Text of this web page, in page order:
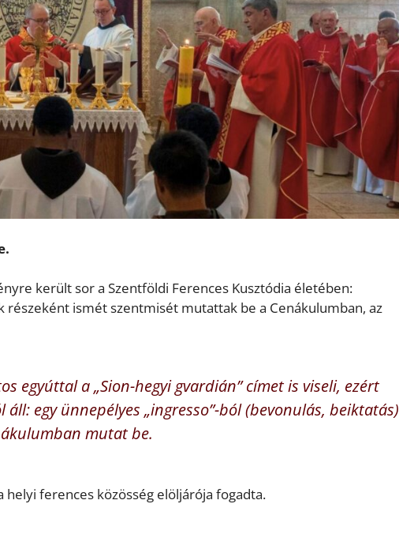
került sor a Szentföldi Ferences Kusztódia életében:
részeként ismét szentmisét mutattak be a Cenákulumban, az
egyúttal a „Sion-hegyi gvardián” címet is viseli, ezért
egy ünnepélyes „ingresso”-ból (bevonulás, beiktatás)
mutat be.
helyi ferences közösség elöljárója fogadta.